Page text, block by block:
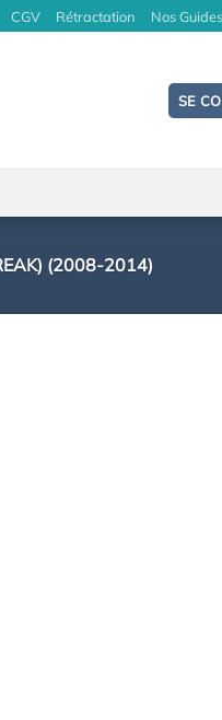
CGV Rétractation Nos Guides
SE
(2008-2014)